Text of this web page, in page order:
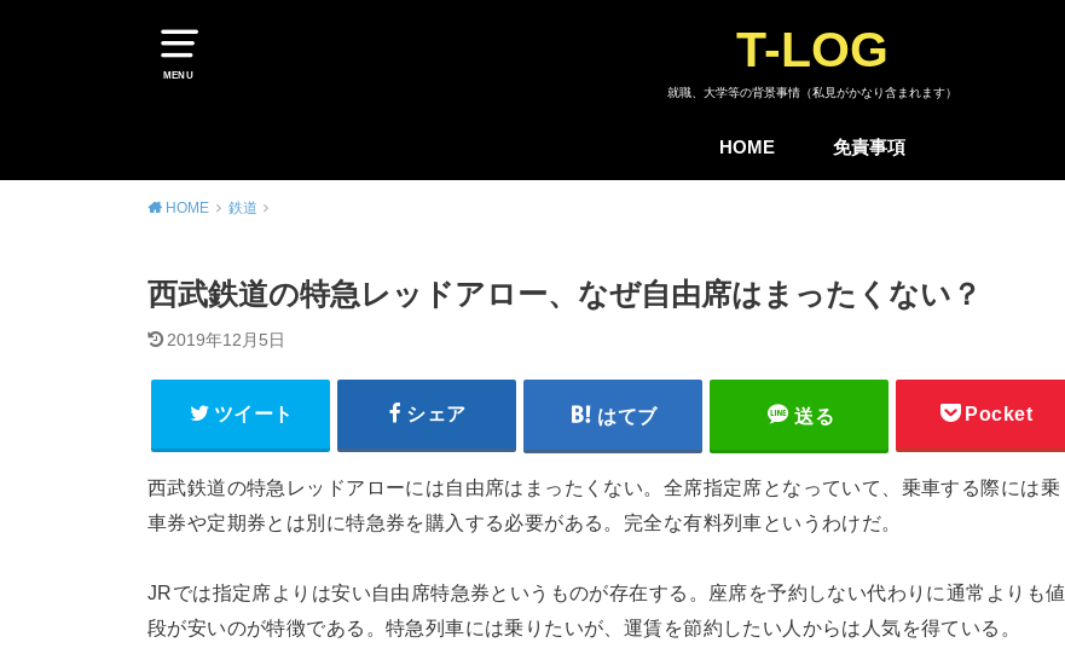
MENU T-LOG
就職、大学等の背景事情（私見がかなり含まれます）
HOME 免責事項
HOME 鉄道
西武鉄道の特急レッドアロー、なぜ自由席はまったくない？
2019年12月5日
ツイート シェア はてブ 送る Pocket
西武鉄道の特急レッドアローには自由席はまったくない。全席指定席となっていて、乗車する際には乗
車券や定期券とは別に特急券を購入する必要がある。完全な有料列車というわけだ。
JRでは指定席よりは安い自由席特急券というものが存在する。座席を予約しない代わりに通常よりも値
段が安いのが特徴である。特急列車には乗りたいが、運賃を節約したい人からは人気を得ている。